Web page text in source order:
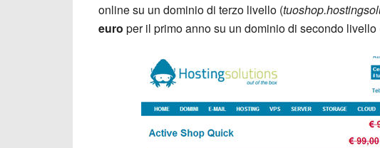
online su un dominio di terzo livello (
euro per il primo anno su un dominio di secondo livello